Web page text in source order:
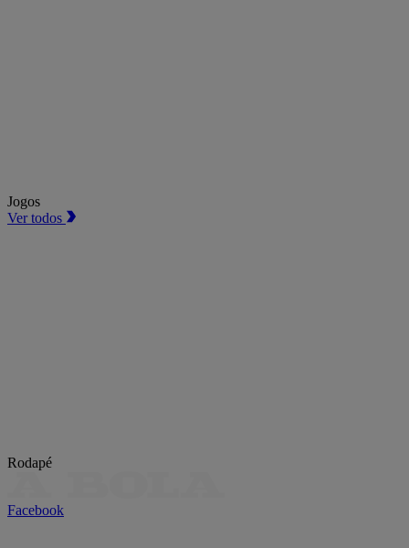
Jogos
Ver todos
Rodapé
Facebook